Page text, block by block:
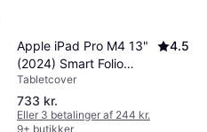
Apple iPad Pro M4 13"
(2024) Smart Folio
cover
4.5
Tabletcover
733 kr.
Eller 3 betalinger af 244 kr.
9+ butikker